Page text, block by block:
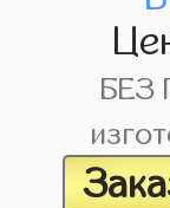
БЕЗ